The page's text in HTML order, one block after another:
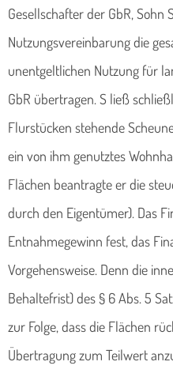
Gesellschafter der GbR, Sohn
Nutzungsvereinbarung die
unentgeltlichen Nutzung für
GbR übertragen. S ließ
Flurstücken stehende
ein von ihm genutztes
Flächen beantragte er die
durch den Eigentümer). Das
Entnahmegewinn fest, das
Vorgehensweise. Denn die
Behaltefrist) des § 6 Abs. 5
zur Folge, dass die Flächen
Übertragung zum Teilwert